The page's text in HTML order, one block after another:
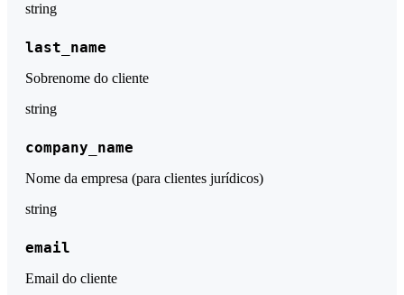
string
last_name
Sobrenome do cliente
string
company_name
Nome da empresa (para clientes jurídicos)
string
email
Email do cliente